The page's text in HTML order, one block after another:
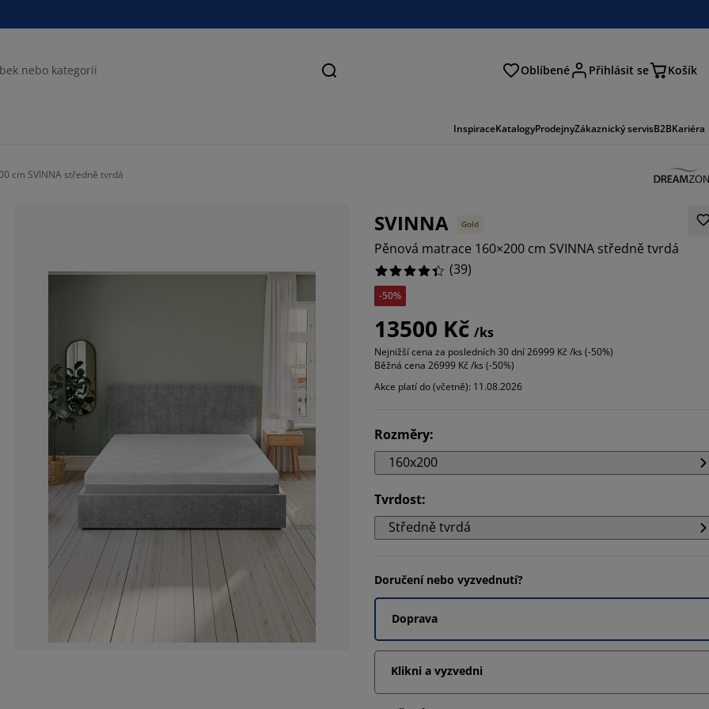
Hledat Oblíbené Přihlásit se Košík
InspiraceKatalogyProdejnyZákaznický servisB2BKariéra
cm SVINNA středně tvrdá
SVINNA Gold
Pěnová matrace 160×200 cm SVINNA středně tvrdá
(39)
-50%
13500 Kč /ks
Nejnižší cena za posledních 30 dní26999 Kč /ks (-50%)
Běžná cena 26999 Kč /ks (-50%)
Akce platí do (včetně): 11.08.2026
Rozměry:
160x200
Tvrdost:
Středně tvrdá
Doručení nebo vyzvednutí?
Doprava
Klikni a vyzvedni
71.7948717948718%
10.256410256410255%
10.256410256410255%
2.564102564102564%
5.128205128205128%